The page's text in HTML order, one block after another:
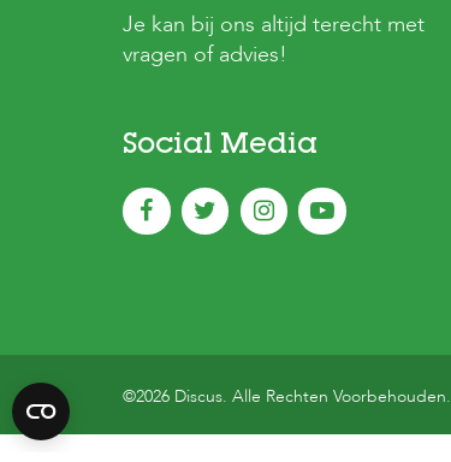
Je kan bij ons altijd terecht met
vragen of advies!
Social Media
©2026 Discus. Alle Rechten Voorbehouden.